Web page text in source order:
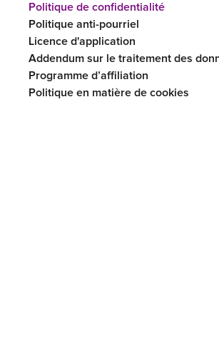
Politique de confidentialité
Politique anti-pourriel
Licence d'application
Addendum sur le traitement des
Programme d’affiliation
Politique en matière de cookies